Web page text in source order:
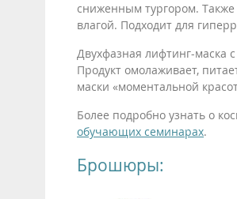
сниженным тургором.
влагой. Подходит для
Двухфазная лифтинг-маска
Продукт омолаживает,
маски «моментальной
Более подробно узнать о
обучающих семинарах.
Брошюры: